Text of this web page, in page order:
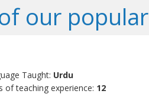
our popular
Taught: Urdu
of teaching experience: 12